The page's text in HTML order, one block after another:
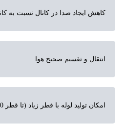
کاهش ایجاد صدا در کانال نسبت به
انتقال و تقسیم صحیح هوا
امکان تولید لوله با قطر زیاد (تا قطر 160 سانتي متر)